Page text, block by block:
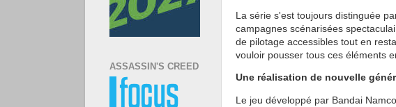
La série s'est toujours distinguée
campagnes scénarisées
de pilotage accessibles tout en
vouloir pousser tous ces éléments
Une réalisation de nouvelle
Le jeu développé par Bandai
ASSASSIN'S CREED